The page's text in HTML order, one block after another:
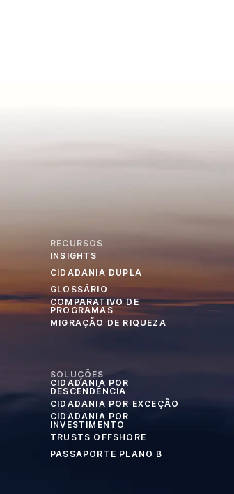
RECURSOS
INSIGHTS
CIDADANIA DUPLA
GLOSSÁRIO
COMPARATIVO DE
PROGRAMAS
MIGRAÇÃO DE RIQUEZA
SOLUÇÕES
CIDADANIA POR
DESCENDÊNCIA
CIDADANIA POR EXCEÇÃO
CIDADANIA POR
INVESTIMENTO
TRUSTS OFFSHORE
PASSAPORTE PLANO B